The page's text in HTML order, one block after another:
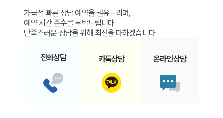
가급적 빠른 상담 예약을 권유드리며,
예약 시간 준수를 부탁드립니다.
만족스러운 상담을 위해 최선을 다하겠습니다.
전화상담 카톡상담 온라인상담